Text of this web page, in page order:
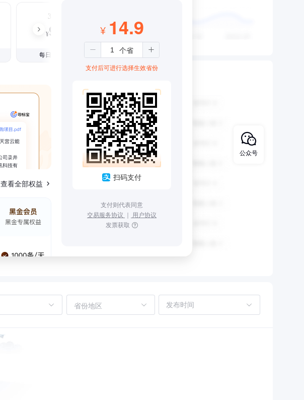
3个月
¥99
每日仅1.08元
查看全部权益
¥ 14.9
支付后可进行选择生效省份
扫码支付
支付则代表同意
交易服务协议 ｜ 用户协议
发票获取
省份地区
公众号